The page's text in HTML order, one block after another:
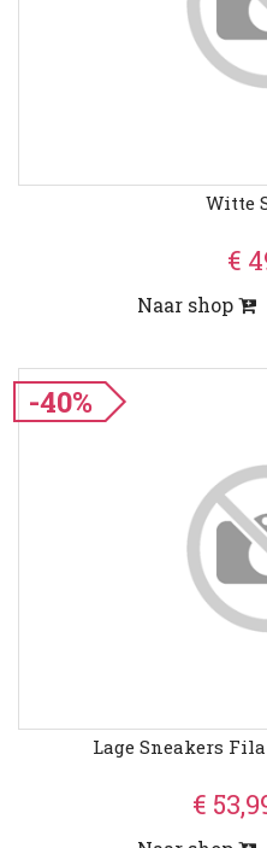
Witte
€
Naar shop
-40%
Lage Sneakers
€